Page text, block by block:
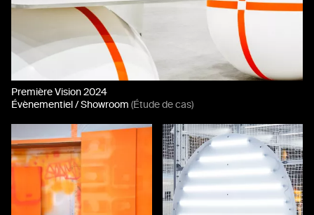
Première Vision 2024
Évènementiel / Showroom (Étude de cas)